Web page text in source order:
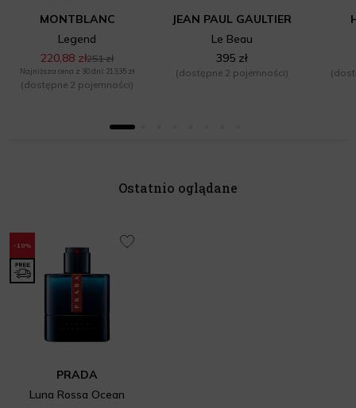
MONTBLANC
Legend
220,88 zł251 zł
Najniższa cena z 30 dni: 213,35 zł
(dostępne 2 pojemności)
JEAN PAUL GAULTIER
Le Beau
395 zł
(dostępne 2 pojemności)
Ostatnio oglądane
-10%
PRADA
Luna Rossa Ocean